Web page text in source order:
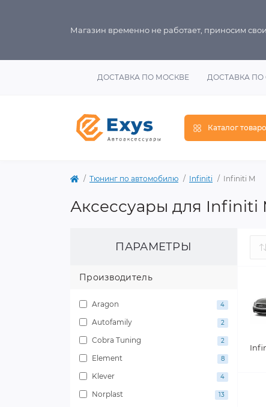
Магазин временно не работает, приносим
ДОСТАВКА ПО МОСКВЕ ДОСТАВКА ПО
Каталог
Тюнинг по автомобилю Infiniti Infiniti M
Аксессуары для Infiniti
ПАРАМЕТРЫ
Производитель
Aragon 4
Autofamily 2
Cobra Tuning 2
Element 8
Klever 4
Norplast 13